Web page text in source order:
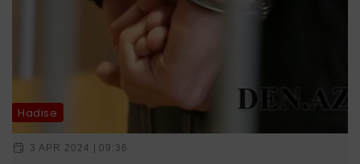
Hadisə
3 APR 2024 | 09:36